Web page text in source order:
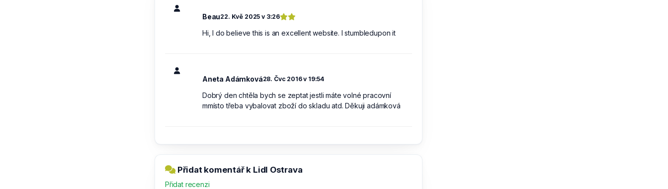
Beau22. Kvě 2025 v 3:26
Hi, I do believe this is an excellent website. I stumbledupon it
Aneta Adámková28. Čvc 2016 v 19:54
Dobrý den chtěla bych se zeptat jestli máte volné pracovní
mmísto třeba vybalovat zboží do skladu atd. Děkuji adámková
Přidat komentář k Lidl Ostrava
Přidat recenzi